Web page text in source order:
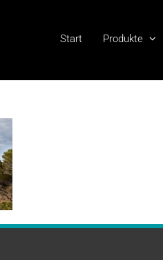
Start Produkte